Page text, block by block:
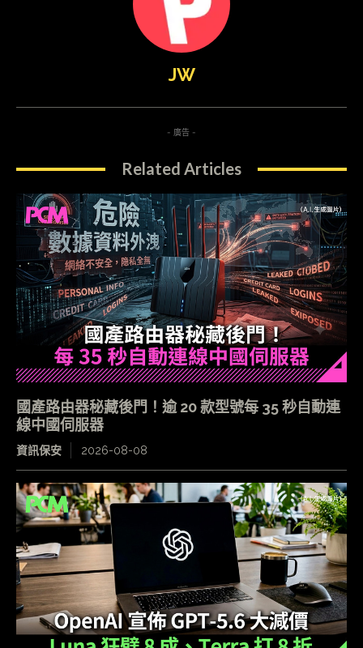
JW
- 廣告 -
Related Articles
國產路由器秘藏後門！逾 20 款型號每 35 秒自動連
線中國伺服器
資訊保安 2026-08-08